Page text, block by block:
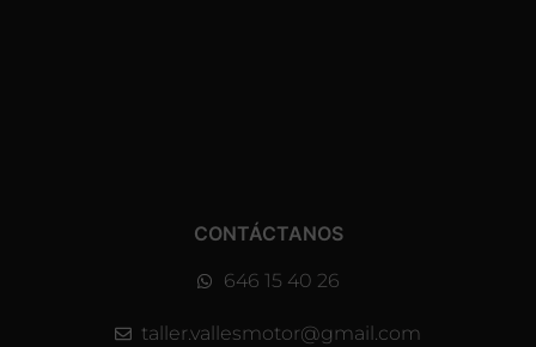
CONTÁCTANOS
646 15 40 26
taller.vallesmotor@gmail.com